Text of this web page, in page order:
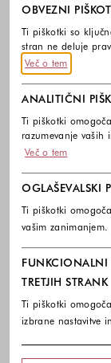
-50%
ADIDAS
by Stella McCartney
250,00 €
Izberite,
OBVEZNI
Ti piškotki so
stran ne deluje
Več o tem
ANALITIČNI
Ti piškotki
razumevanje vaših
Več o tem
OGLAŠEVALSKI
Ti piškotki
vašim zanimanjem.
TRETJIH STRANK
Ti piškotki
izbrane nastavitve